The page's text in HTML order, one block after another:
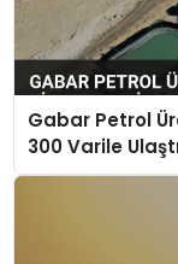
Gabar Petrol
300 Varile